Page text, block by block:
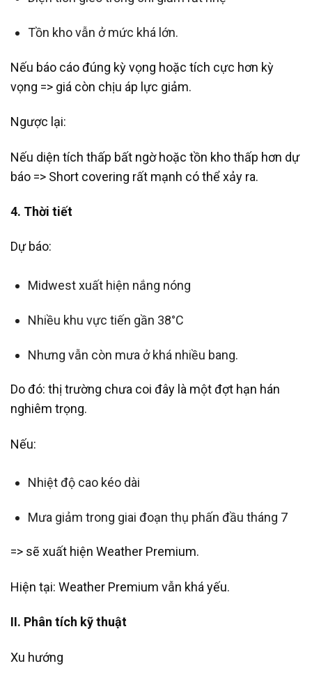
Tồn kho vẫn ở mức khá lớn.
Nếu báo cáo đúng kỳ vọng hoặc tích cực hơn kỳ
vọng => giá còn chịu áp lực giảm.
Ngược lại:
Nếu diện tích thấp bất ngờ hoặc tồn kho thấp hơn dự
báo => Short covering rất mạnh có thể xảy ra.
4. Thời tiết
Dự báo:
Midwest xuất hiện nắng nóng
Nhiều khu vực tiến gần 38°C
Nhưng vẫn còn mưa ở khá nhiều bang.
Do đó: thị trường chưa coi đây là một đợt hạn hán
nghiêm trọng.
Nếu:
Nhiệt độ cao kéo dài
Mưa giảm trong giai đoạn thụ phấn đầu tháng 7
=> sẽ xuất hiện Weather Premium.
Hiện tại: Weather Premium vẫn khá yếu.
II. Phân tích kỹ thuật
Xu hướng